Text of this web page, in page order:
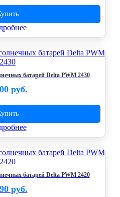
батарей Delta PWM 2430
руб.
батарей Delta PWM 2420
руб.